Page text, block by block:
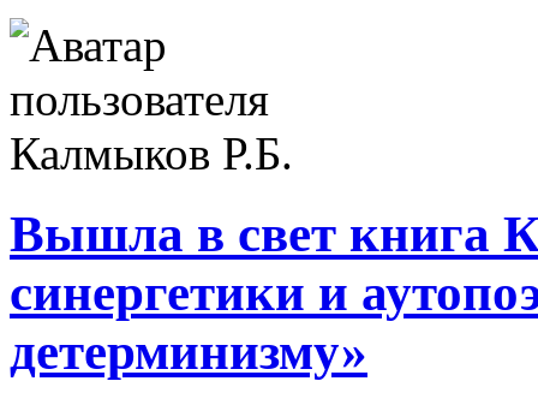
Вышла в свет книга
синергетики и
детерминизму»